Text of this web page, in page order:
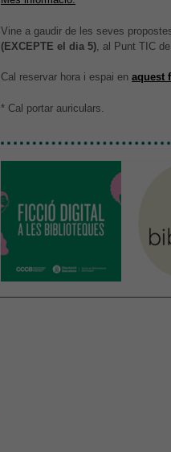
Vine a gaudir de les seves
(EXCEPTE el dia 5) , al Punt TIC
Cal reservar hora i espai enaquest
* Cal portar auriculars.